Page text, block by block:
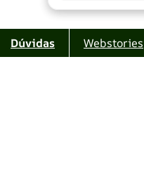
Dúvidas Webstories